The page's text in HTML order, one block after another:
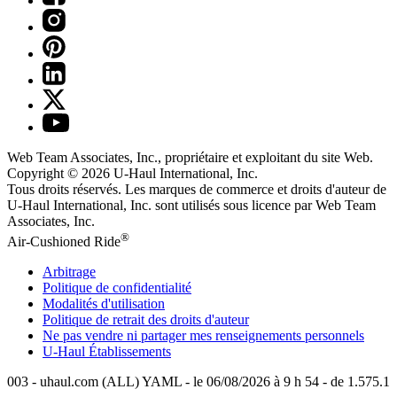
Web Team Associates, Inc., propriétaire et exploitant du site Web.
Copyright © 2026 U-Haul International, Inc.
Tous droits réservés. Les marques de commerce et droits d'auteur de
U-Haul International, Inc. sont utilisés sous licence par Web Team
Associates, Inc.
Air-Cushioned Ride®
Arbitrage
Politique de confidentialité
Modalités d'utilisation
Politique de retrait des droits d'auteur
Ne pas vendre ni partager mes renseignements personnels
U-Haul Établissements
003 - uhaul.com (ALL) YAML - le 06/08/2026 à 9 h 54 - de 1.575.1